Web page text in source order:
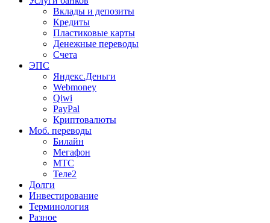
Вклады и депозиты
Кредиты
Пластиковые карты
Денежные переводы
Счета
ЭПС
Яндекс.Деньги
Webmoney
Qiwi
PayPal
Криптовалюты
Моб. переводы
Билайн
Мегафон
МТС
Теле2
Долги
Инвестирование
Терминология
Разное